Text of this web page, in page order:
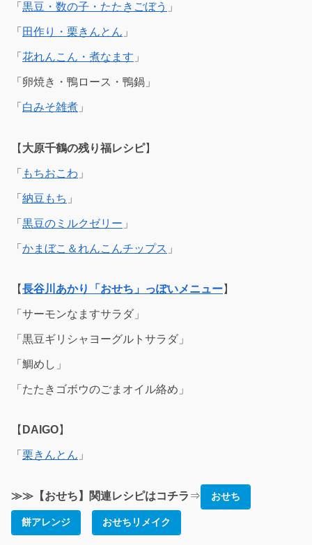
「 黒豆・数の子・たたきごぼう 」
「 田作り・栗きんとん 」
「 花れんこん・煮なます 」
「卵焼き・鴨ロース・鴨鍋」
「 白みそ雑煮 」
【 大原千鶴の残り福レシピ】
「 もちおこわ 」
「 納豆もち 」
「 黒豆のミルクゼリー 」
「 かまぼこ＆れんこんチップス 」
【長谷川あかり 「おせち」っぽいメニュー】
「サーモンなますサラダ」
「黒豆ギリシャヨーグルトサラダ」
「鯛めし」
「たたきゴボウのごまオイル絡め」
【 DAIGO】
「 栗きんとん 」
≫≫【おせち】関連レシピはコチラ ⇒ おせち
餅アレンジ おせちリメイク